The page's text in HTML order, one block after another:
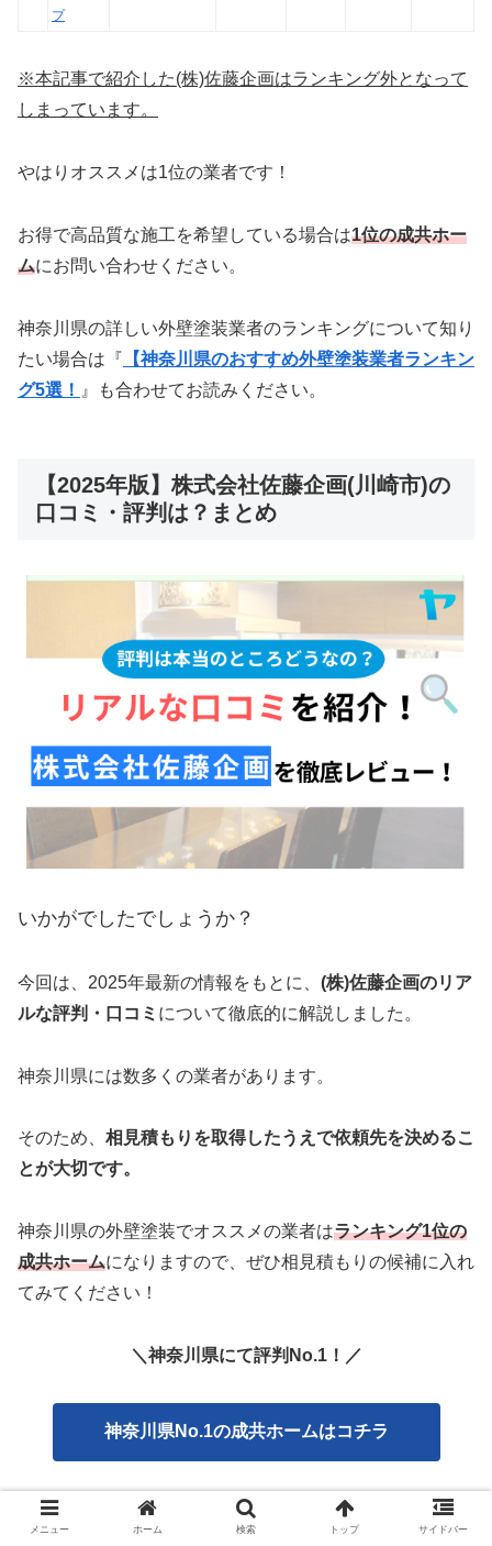
プ
※本記事で紹介した(株)佐藤企画はランキング外となって
しまっています。
やはりオススメは1位の業者です！
お得で高品質な施工を希望している場合は1位の成共ホー
ムにお問い合わせください。
神奈川県の詳しい外壁塗装業者のランキングについて知り
たい場合は『 【神奈川県のおすすめ外壁塗装業者ランキン
グ5選！ 』も合わせてお読みください。
【2025年版】株式会社佐藤企画(川崎市)の
口コミ・評判は？まとめ
いかがでしたでしょうか？
今回は、2025年最新の情報をもとに、 (株)佐藤企画のリア
ルな評判・口コミ について徹底的に解説しました。
神奈川県には数多くの業者があります。
そのため、 相見積もりを取得したうえで依頼先を決めるこ
とが大切です。
神奈川県の外壁塗装でオススメの業者はランキング1位の
成共ホームになりますので、ぜひ相見積もりの候補に入れ
てみてください！
＼神奈川県にて評判No.1！／
神奈川県No.1の成共ホームはコチラ
メニュー ホーム 検索 トップ サイドバー